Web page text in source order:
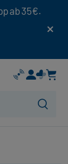
ab 35€.